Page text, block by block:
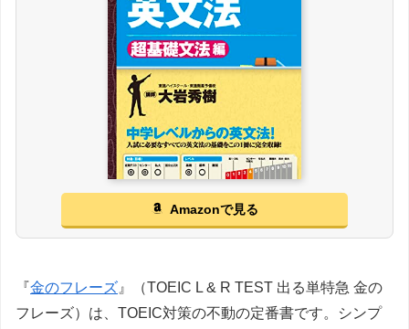
Amazonで見る
『金のフレーズ』（TOEIC L & R TEST 出る単特急 金の
フレーズ）は、TOEIC対策の不動の定番書です。シンプ